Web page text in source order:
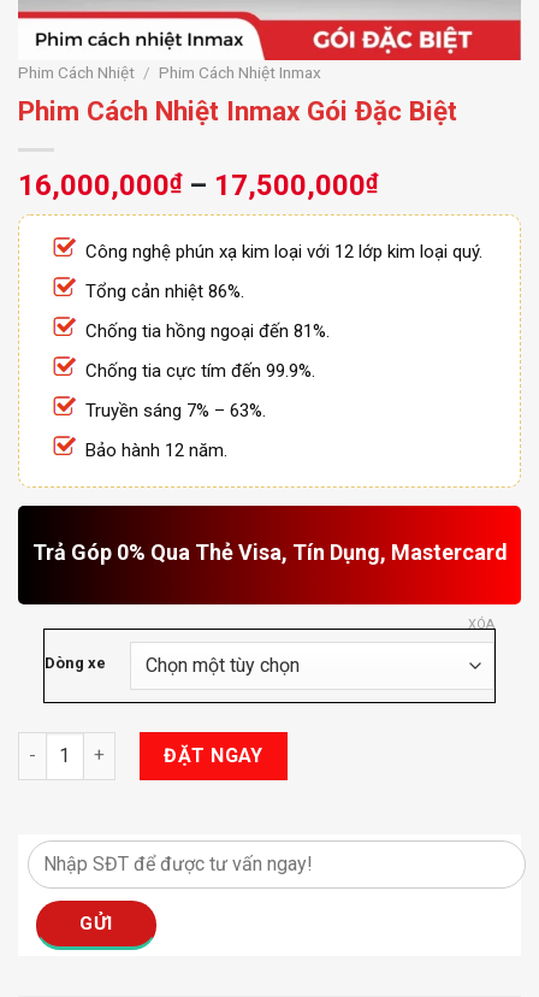
Phim Cách Nhiệt / Phim Cách Nhiệt Inmax
Phim Cách Nhiệt Inmax Gói Đặc Biệt
16,000,000₫ – 17,500,000₫Khoảng
giá:
từ
Công nghệ phún xạ kim loại với 12 lớp kim loại quý.
Tổng cản nhiệt 86%.
Chống tia hồng ngoại đến 81%.
Chống tia cực tím đến 99.9%.
Truyền sáng 7% – 63%.
Bảo hành 12 năm.
Trả Góp 0% Qua Thẻ Visa, Tín Dụng, Mastercard
Dòng xe
XÓA
Phim Cách Nhiệt Inmax Gói Đặc Biệt số lượng
ĐẶT NGAY